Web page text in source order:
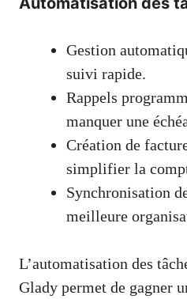
Gestion
suivi rapide.
Rappels
manquer une
Création de
simplifier la
Synchronisation
meilleure
L’automatisation des
Glady permet de gagner